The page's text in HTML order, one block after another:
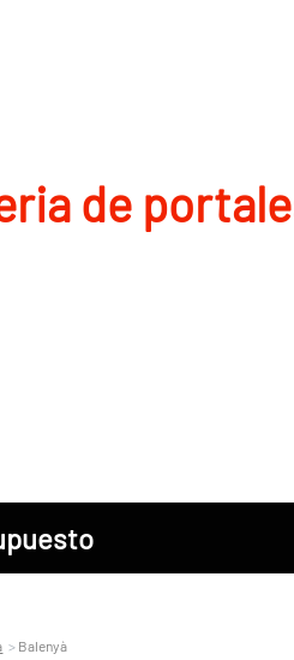
de
Balenyà